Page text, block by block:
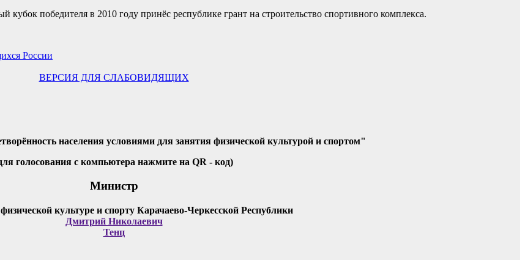
победителя в 2010 году принёс республике грант на строительство спортивного комплекса.
России
ВЕРСИЯ ДЛЯ СЛАБОВИДЯЩИХ
населения условиями для занятия физической культурой и спортом"
голосования с компьютера нажмите на QR - код)
Министр
Дмитрий Николаевич
Тенц